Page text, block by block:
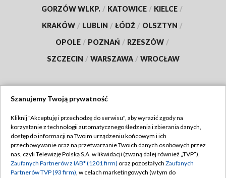
GORZÓW WLKP. / KATOWICE / KIELCE /
KRAKÓW / LUBLIN / ŁÓDŹ / OLSZTYN /
OPOLE / POZNAŃ / RZESZÓW /
SZCZECIN / WARSZAWA / WROCŁAW
TVP
Abonament TVP
Emisja w TVP
Regulamin TVP
Polityka prywatności
Szanujemy Twoją prywatność
Kliknij "Akceptuję i przechodzę do serwisu", aby wyrazić zgody na
korzystanie z technologii automatycznego śledzenia i zbierania danych,
dostęp do informacji na Twoim urządzeniu końcowym i ich
przechowywanie oraz na przetwarzanie Twoich danych osobowych przez
nas, czyli Telewizję Polską S.A. w likwidacji (zwaną dalej również „TVP”),
Zaufanych Partnerów z IAB* (1201 firm) oraz pozostałych Zaufanych
Partnerów TVP (93 firm), w celach marketingowych (w tym do